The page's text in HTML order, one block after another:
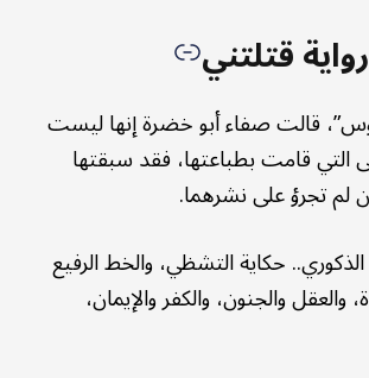
قتلتني
قالت صفاء أبو خضرة إنها ليست
التي قامت بطباعتها، فقد سبقتها
لم تجرؤ على نشرهما.
الذكوري.. حكاية التشظي، والخط الرفيع
والعقل والجنون، والكفر والإيمان،